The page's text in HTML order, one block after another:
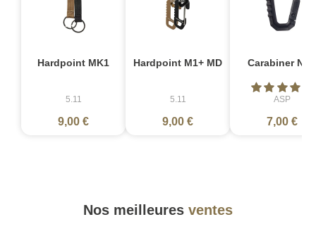
Hardpoint MK1
5.11
9,00 €
Hardpoint M1+ MD
5.11
9,00 €
Carabiner Noir
ASP
7,00 €
Nos meilleures ventes